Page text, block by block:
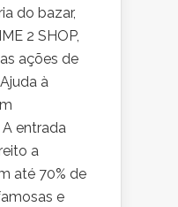
do bazar,
2 SHOP,
ações de
à
A entrada
a
até 70% de
e